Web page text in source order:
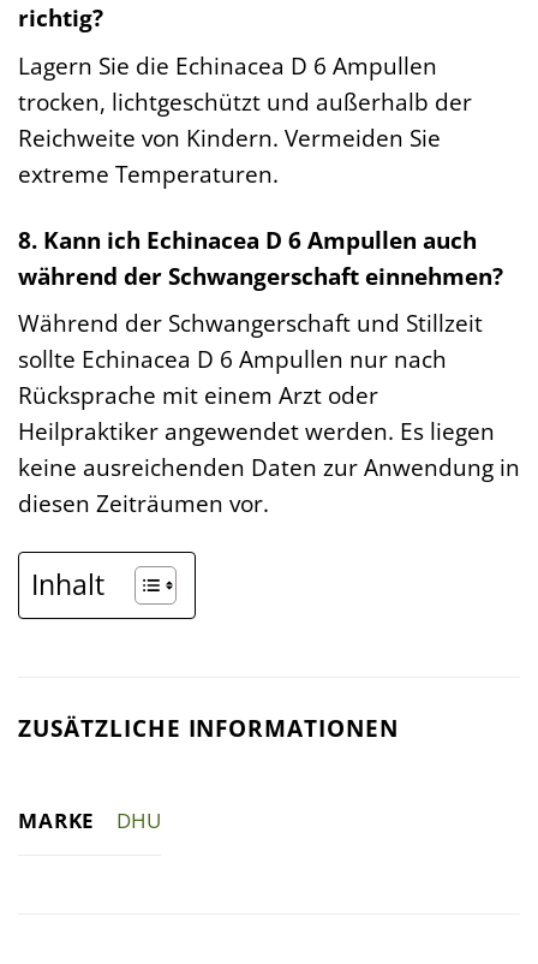
richtig?
Lagern Sie die Echinacea D 6 Ampullen
trocken, lichtgeschützt und außerhalb der
Reichweite von Kindern. Vermeiden Sie
extreme Temperaturen.
8. Kann ich Echinacea D 6 Ampullen auch
während der Schwangerschaft einnehmen?
Während der Schwangerschaft und Stillzeit
sollte Echinacea D 6 Ampullen nur nach
Rücksprache mit einem Arzt oder
Heilpraktiker angewendet werden. Es liegen
keine ausreichenden Daten zur Anwendung in
diesen Zeiträumen vor.
Inhalt
ZUSÄTZLICHE INFORMATIONEN
MARKE DHU